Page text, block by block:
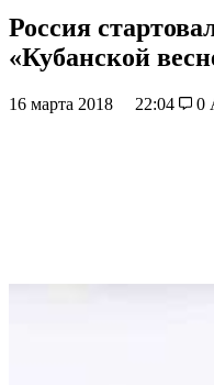
Россия
«Кубанской
16 марта 2018 22:04 0